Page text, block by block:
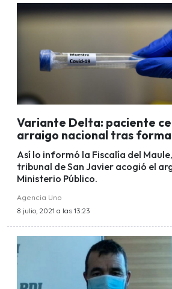
Variante Delta: paciente
arraigo nacional tras
Así lo informó la Fiscalía del
tribunal de San Javier acogió el
Ministerio Público.
Agencia Uno
8 julio, 2021 a las 13:23